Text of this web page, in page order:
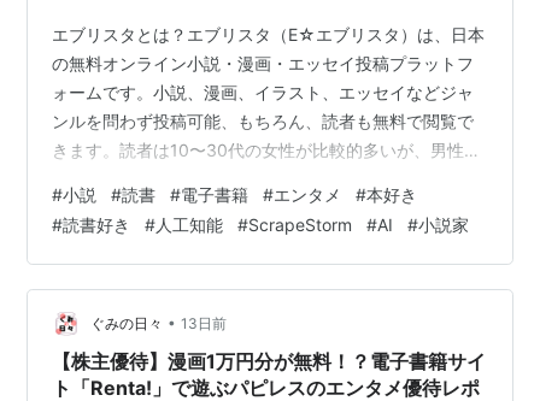
エブリスタとは？エブリスタ（E☆エブリスタ）は、日本
の無料オンライン小説・漫画・エッセイ投稿プラットフ
ォームです。小説、漫画、イラスト、エッセイなどジャ
ンルを問わず投稿可能、もちろん、読者も無料で閲覧で
きます。読者は10〜30代の女性が比較的多いが、男性ユ
が交流しやすい。スクレイピングツールの概要
ScrapeStormは、プログラミングが不要で使いやすい人
工知能を搭載したWebスクレイピングツールです。他の
ツール（Firecrawl、Apifyなど）と異なり、極限の零コー
ド体験と、1-Clickで99％のWebスクレイピングを満たし
ます。データ…
#小説 #読書 #電子書籍 #エンタメ #本好き
#読書好き #人工知能 #ScrapeStorm #AI #小説家
ぐみの日々 • 13日前
【株主優待】漫画1万円分が無料！？電子書籍サイ
ト「Renta!」で遊ぶパピレスのエンタメ優待レポ